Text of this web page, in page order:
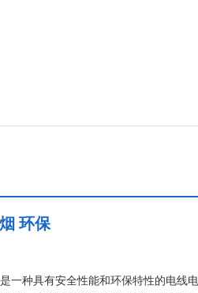
环保
一种具有安全性能和环保特性的电线